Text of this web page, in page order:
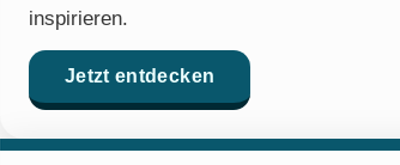
inspirieren.
Jetzt entdecken